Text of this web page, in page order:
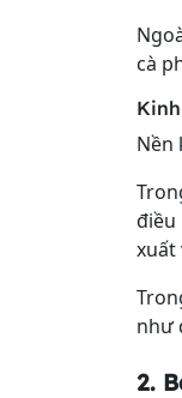
cà
Nền
điều
xuất
như
2.